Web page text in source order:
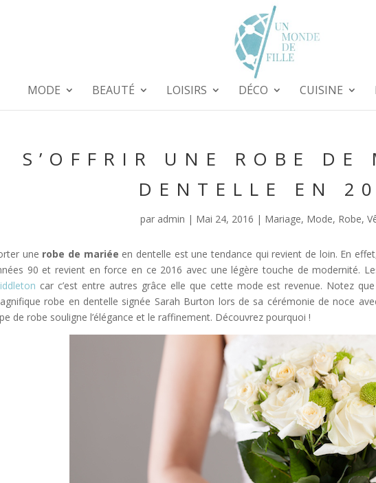
MODE BEAUTÉ LOISIRS DÉCO CUISINE
S’OFFRIR UNE ROBE DE
DENTELLE EN
par admin | Mai 24, 2016 | Mariage, Mode, Robe,
une robe de mariée en dentelle est une tendance qui revient de loin. En
90 et revient en force en ce 2016 avec une légère touche de modernité.
car c’est entre autres grâce elle que cette mode est revenue. Notez
robe en dentelle signée Sarah Burton lors de sa cérémonie de noce
de robe souligne l’élégance et le raffinement. Découvrez pourquoi !